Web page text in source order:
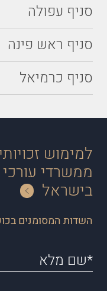
סניף עפולה
סניף ראש פינה
סניף כרמיאל
למימוש
ממשרדי עורכי
בישראל